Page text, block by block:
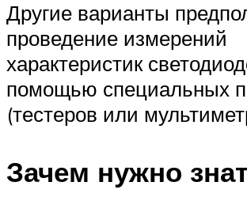
Другие варианты
проведение измерений
характеристик
помощью специальных
(тестеров или
Зачем нужно